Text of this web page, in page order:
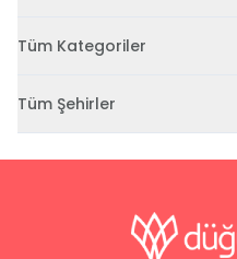
Tüm Kategoriler
Tüm Şehirler